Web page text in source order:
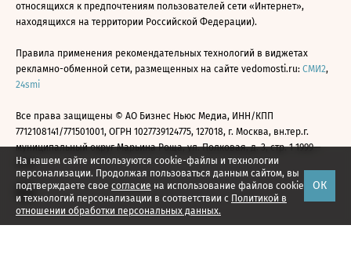
На нашем сайте используются cookie-файлы и технологии
персонализации. Продолжая пользоваться данным сайтом, вы
подтверждаете свое согласие на использование файлов cookie
и технологий персонализации в соответствии с Политикой в
отношении обработки персональных данных.
ОК
относящихся к предпочтениям пользователей сети «Интернет»,
находящихся на территории Российской Федерации).
Правила применения рекомендательных технологий в виджетах
рекламно-обменной сети, размещенных на сайте vedomosti.ru: СМИ2,
24smi
Все права защищены © АО Бизнес Ньюс Медиа, ИНН/КПП
7712108141/771501001, ОГРН 1027739124775, 127018, г. Москва, вн.тер.г.
муниципальный округ Марьина Роща, ул. Полковая, д. 3, стр. 1 1999—
2026